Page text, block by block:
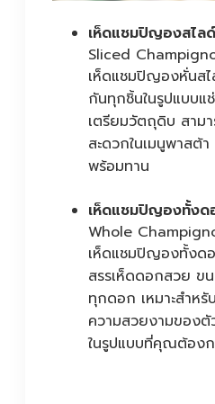
เห็ดแชมปิญองสไล
Sliced
เห็ดแชมปิญองหั่นสไ
กันทุกชิ้นในรูปแบบแ
เตรียมวัตถุดิบ สามา
สะดวกในเมนูพาสต้
พร้อมทาน
เห็ดแชมปิญองทั้งด
Whole
เห็ดแชมปิญองทั้งด
สรรเห็ดดอกสวย ข
ทุกดอก เหมาะสำหรั
ความสวยงามของ
ในรูปแบบที่คุณต้องก